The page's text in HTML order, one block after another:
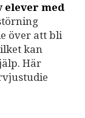
elever med
över att bli
kan
Här